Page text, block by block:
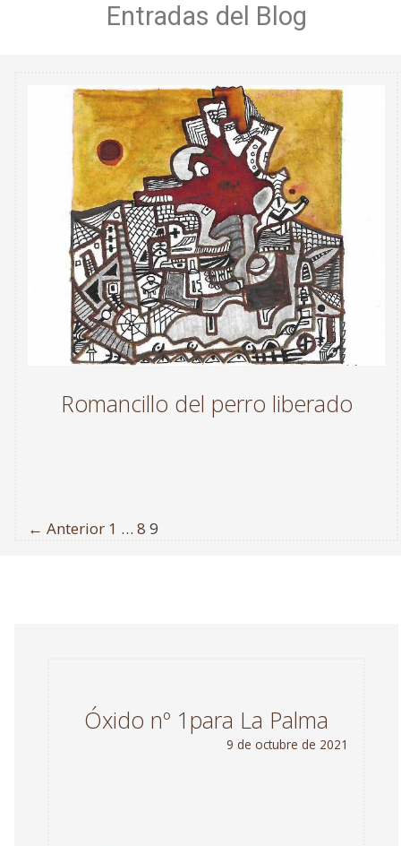
Entradas del Blog
Romancillo del perro liberado
← Anterior 1 … 8 9
Óxido nº 1para La Palma
9 de octubre de 2021